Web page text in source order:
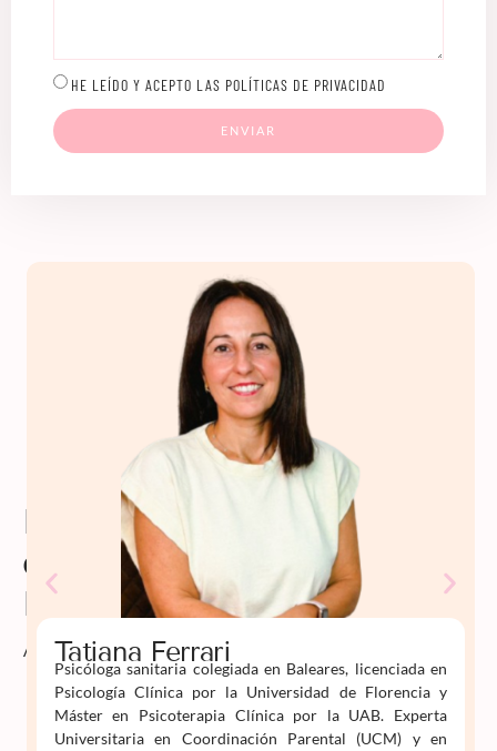
HE LEÍDO Y ACEPTO LAS POLÍTICAS DE PRIVACIDAD
ENVIAR
Profesorado
de
Psiko
Aprende
Tatiana Ferrari
Psicóloga sanitaria colegiada en Baleares, licenciada en
Psicología Clínica por la Universidad de Florencia y
Máster en Psicoterapia Clínica por la UAB. Experta
Universitaria en Coordinación Parental (UCM) y en